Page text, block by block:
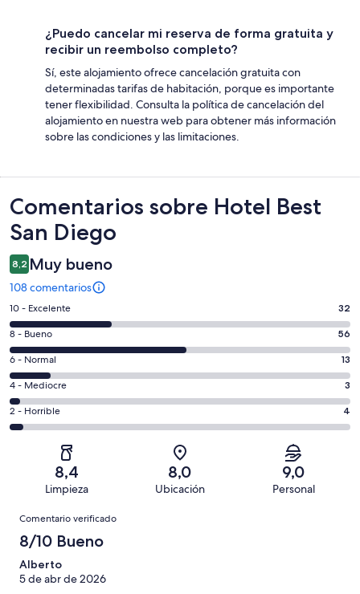
¿Puedo cancelar mi reserva de forma gratuita y
recibir un reembolso completo?
Sí, este alojamiento ofrece cancelación gratuita con
determinadas tarifas de habitación, porque es importante
tener flexibilidad. Consulta la política de cancelación del
alojamiento en nuestra web para obtener más información
sobre las condiciones y las limitaciones.
Comentarios
Comentarios sobre Hotel Best
San Diego
8,2 Muy bueno
108 comentarios
32
comentarios
de
un
total
de
108
con
puntuación
10 - Excelente 32
56
comentarios
de
un
total
de
puntuación
8 - Bueno 56
13
comentarios
de
un
total
puntuación
Normal
6 - Normal 13
3
comentarios
de
una
puntuación
4 - Mediocre 3
4
comentarios
108
una
puntuación
de
2 - Horrible 4
8,4
Limpieza
8,0
Ubicación
9,0
Personal
Comentarios
Comentario verificado
8/10 Bueno
Alberto
5 de abr de 2026